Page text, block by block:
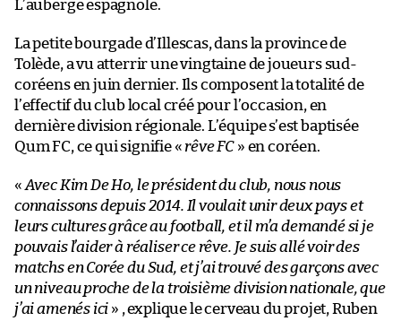
L’auberge espagnole.
La petite bourgade d’Illescas, dans la province de
Tolède, a vu atterrir une vingtaine de joueurs sud-
coréens en juin dernier. Ils composent la totalité de
l’effectif du club local créé pour l’occasion, en
dernière division régionale. L’équipe s’est baptisée
Qum FC, ce qui signifie « rêve FC » en coréen.
«Avec Kim De Ho, le président du club, nous nous
connaissons depuis 2014. Il voulait unir deux pays et
leurs cultures grâce au football, et il m’a demandé si je
pouvais l’aider à réaliser ce rêve. Je suis allé voir des
matchs en Corée du Sud, et j’ai trouvé des garçons avec
un niveau proche de la troisième division nationale, que
j’ai amenés ici » , explique le cerveau du projet, Ruben